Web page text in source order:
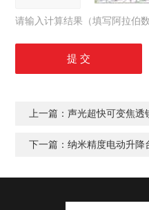
请输入计算结果（填写阿拉伯
上一篇：声光超快可变焦透
下一篇：纳米精度电动升降